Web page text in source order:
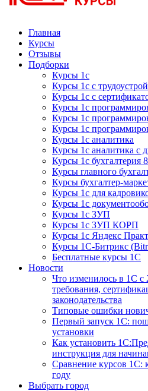
Курсы 1С
Курсы 1С официальная
Главная
Курсы
Отзывы
Подборки
Курсы 1с
Курсы 1с с
Курсы 1с с
Курсы 1с
Курсы 1с
Курсы 1с
Курсы 1с аналитика
Курсы 1с аналитика с
Курсы 1с бухгалтерия
Курсы главного
Курсы бухгалтер-
Курсы 1с для
Курсы 1с
Курсы 1с ЗУП
Курсы 1с ЗУП КОРП
Курсы 1с Яндекс
Курсы 1С-Битрикс
Бесплатные курсы 1С
Новости
Что изменилось в 1С с
требования,
законодательства
Типовые ошибки
Первый запуск 1С:
установки
Как установить
инструкция для
Сравнение курсов 1С:
году
Выбрать город